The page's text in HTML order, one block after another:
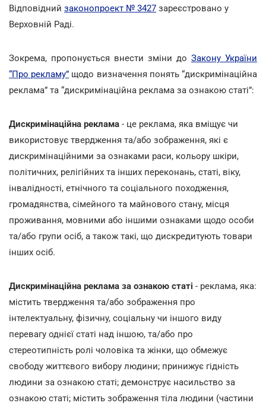
Відповідний законопроект № 3427 зареєстровано у
Верховній Раді.
Зокрема, пропонується внести зміни до Закону України
“Про рекламу” щодо визначення понять “дискримінаційна
реклама” та “дискримінаційна реклама за ознакою статі”:
Дискримінаційна реклама - це реклама, яка вміщує чи
використовує твердження та/або зображення, які є
дискримінаційними за ознаками раси, кольору шкіри,
політичних, релігійних та інших переконань, статі, віку,
інвалідності, етнічного та соціального походження,
громадянства, сімейного та майнового стану, місця
проживання, мовними або іншими ознаками щодо особи
та/або групи осіб, а також такі, що дискредитують товари
інших осіб.
Дискримінаційна реклама за ознакою статі - реклама, яка:
містить твердження та/або зображення про
інтелектуальну, фізичну, соціальну чи іншого виду
перевагу однієї статі над іншою, та/або про
стереотипність ролі чоловіка та жінки, що обмежує
свободу життєвого вибору людини; принижує гідність
людини за ознакою статі; демонструє насильство за
ознакою статі; містить зображення тіла людини (частини